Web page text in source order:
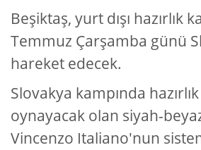
Beşiktaş, yurt dışı hazırlık
Temmuz Çarşamba günü
hareket edecek.
Slovakya kampında
oynayacak olan siyah-
Vincenzo Italiano'nun